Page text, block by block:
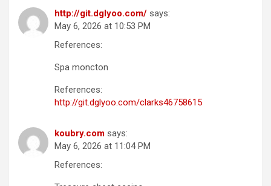
http://git.dglyoo.com/ says:
May 6, 2026 at 10:53 PM
References:
Spa moncton
References:
http://git.dglyoo.com/clarks46758615
koubry.com says:
May 6, 2026 at 11:04 PM
References: